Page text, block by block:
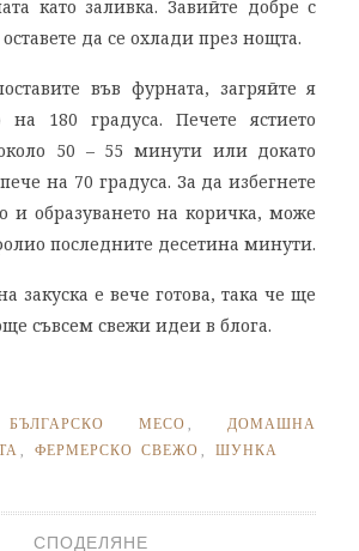
като заливка. Завийте добре с
да се охлади през нощта.
във фурната, загряйте я
на 180 градуса. Печете ястието
50 – 55 минути или докато
на 70 градуса. За да избегнете
и образуването на коричка, може
последните десетина минути.
закуска е вече готова, така че ще
съвсем свежи идеи в блога.
БЪЛГАРСКО МЕСО
ДОМАШНА
ФЕРМЕРСКО СВЕЖО ШУНКА
СПОДЕЛЯНЕ